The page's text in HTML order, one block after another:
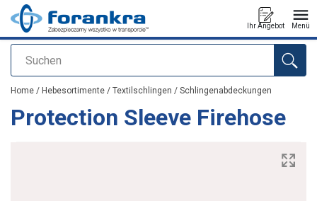
Suchen
Ihr Angebot Menü
Anfragen
Home / Hebesortimente / Textilschlingen / Schlingenabdeckungen
Protection Sleeve Firehose